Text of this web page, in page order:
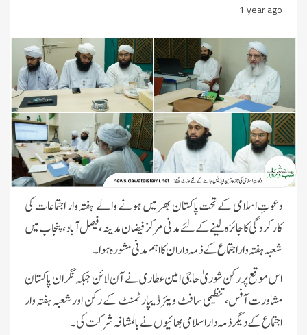
1 year ago
دعوتِ اسلامی کےتحت پاکستان بھر میں ہونے والے ہفتہ وار اجتماعات کی
کارکردگی کا جائزہ لینے کے لئے مدنی مرکز فیضان مدینہ، فیصل آباد، پنجاب میں
شعبہ ہفتہ وار اجتماع کے ذمہ داران کا اہم مدنی مشورہ ہوا۔
اس موقع پر رکن شوریٰ حاجی امین عطاری نے آن لائن جبکہ نگران پاکستان
مشاورت آفس، تنظیمی سافٹ ویئر ڈیپارٹمنٹ کے رکن اور شعبہ ہفتہ وار
اجتماع کے دیگر ذمہ دار اسلامی بھائیوں نے بالمشافہ شرکت کی۔